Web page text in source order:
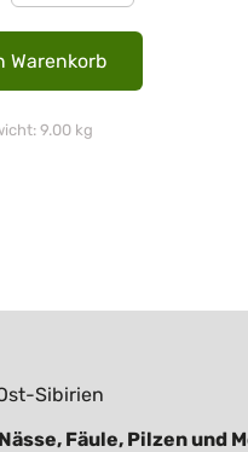
9.00 kg
Sibirien
Fäule, Pilzen und